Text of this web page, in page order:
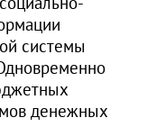
системы
денежных